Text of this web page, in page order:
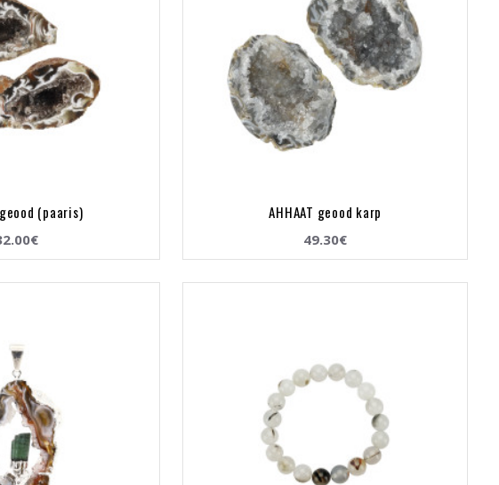
(paaris) AHHAAT geood karp
49.30€